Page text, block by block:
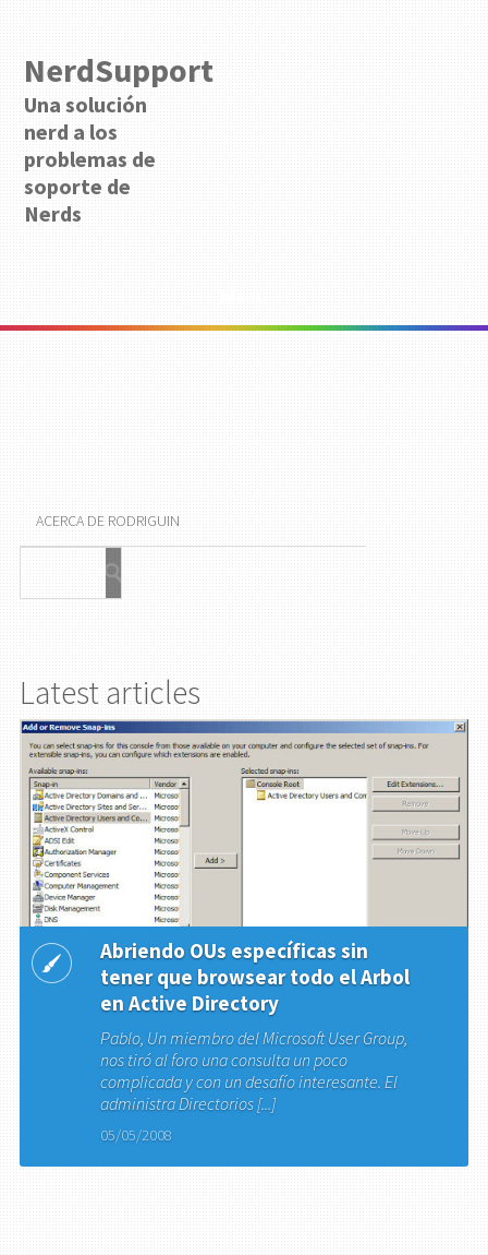
NerdSupport
Una solución
nerd a los
problemas de
soporte de
Nerds
ACERCA DE RODRIGUIN
Latest articles
Abriendo OUs específicas sin
tener que browsear todo el Arbol
en Active Directory
Pablo, Un miembro del Microsoft User Group,
nos tiró al foro una consulta un poco
complicada y con un desafío interesante. El
administra Directorios [...]
05/05/2008